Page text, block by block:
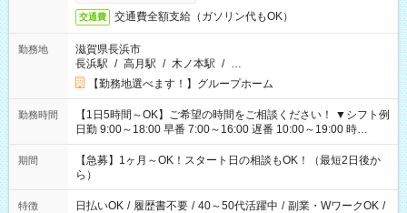
交通費 交通費全額支給（ガソリン代もOK）
勤務地
滋賀県長浜市
長浜駅 / 高月駅 / 木ノ本駅 / …
【勤務地選べます！】グループホーム
勤務時間
【1日5時間～OK】ご希望の時間をご相談ください！ ▼シフト例
日勤 9:00～18:00 早番 7:00～16:00 遅番 10:00～19:00 時
短 10:00～15:00 上記はあくまで一例です。 「夕方までには帰
宅しておきたい」 「朝はゆっくりのスタートがいい」 「お昼の
時間を有効に使いたい」 など、ご希望があれば教えてください
ね。
期間
【急募】1ヶ月～OK！スタート日の相談もOK！（最短2日後か
ら）
特徴 日払いOK / 履歴書不要 / 40～50代活躍中 / 副業・WワークOK /